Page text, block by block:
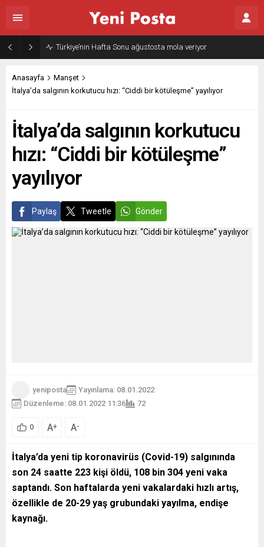
Gazze’nin geleceği: Teknokratik kontrol mü, kolonializm mi?
Anasayfa
Manşet
İtalya’da salgının korkutucu hızı: “Ciddi bir kötüleşme” yayılıyor
İtalya’da salgının korkutucu
hızı: “Ciddi bir kötüleşme”
yayılıyor
Paylaş Tweetle Gönder
yeniposta
Yayınlama: 08.01.2022
Düzenleme: 08.01.2022 11:36
72
0 A+ A-
İtalya’da yeni tip koronavirüs (Covid-19) salgınında
son 24 saatte 223 kişi öldü, 108 bin 304 yeni vaka
saptandı. Son haftalarda yeni vakalardaki hızlı artış,
özellikle de 20-29 yaş grubundaki yayılma, endişe
kaynağı.